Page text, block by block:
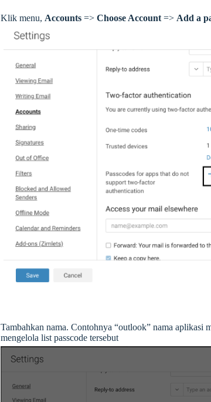
Klik menu, Accounts => Choose Account => Add a
Tambahkan nama. Contohnya “outlook” nama aplikasi
mengelola list passcode tersebut